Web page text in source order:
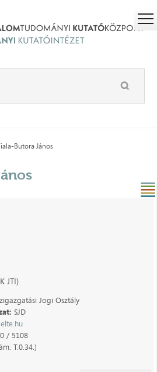
Butora János
JTI)
Jogi Osztály
SJD
/ 5108
T.0.34.)